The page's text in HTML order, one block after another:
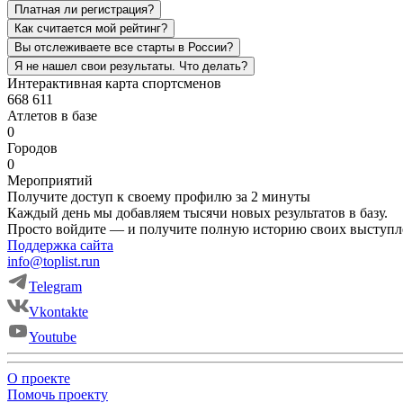
Платная ли регистрация?
Как считается мой рейтинг?
Вы отслеживаете все старты в России?
Я не нашел свои результаты. Что делать?
Интерактивная карта спортсменов
668 611
Атлетов в базе
0
Городов
0
Мероприятий
Получите доступ к своему профилю за 2 минуты
Каждый день мы добавляем тысячи новых результатов в базу.
Просто войдите — и получите полную историю своих
Поддержка сайта
info@toplist.run
Telegram
Vkontakte
Youtube
О проекте
Помочь проекту